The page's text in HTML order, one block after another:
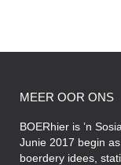
MEER OOR ONS
BOERhier is ’n
Junie 2017 begin
boerdery idees,